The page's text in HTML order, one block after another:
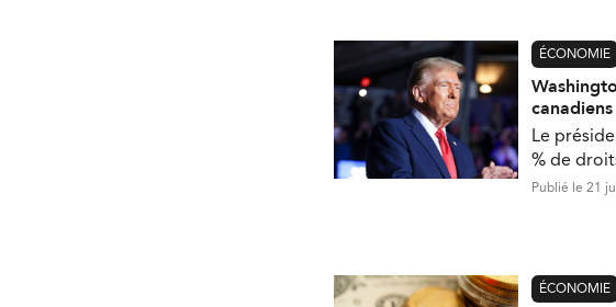
ÉCONOMIE
canadiens
Le
% de
Publié le 21
ÉCONOMIE